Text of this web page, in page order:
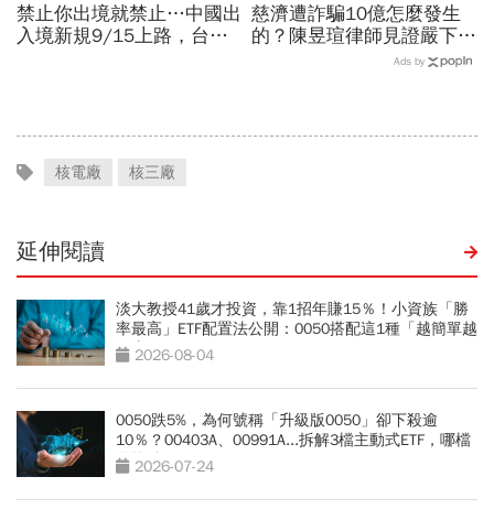
禁止你出境就禁止…中國出
入境新規9/15上路，台灣
慈濟遭詐騙10億怎麼發生
的？陳昱瑄律師見證嚴下跪
博信任！豪宅藏158公斤黃
Ads by
核電廠 核三廠
延伸閱讀
淡大教授41歲才投資，靠1招年賺15％！小資族「勝
率最高」ETF配置法公開：0050搭配這1種「越簡單越
好賺」
2026-08-04
0050跌5%，為何號稱「升級版0050」卻下殺逾
10％？00403A、00991A...拆解3檔主動式ETF，哪檔
最抗跌？
2026-07-24